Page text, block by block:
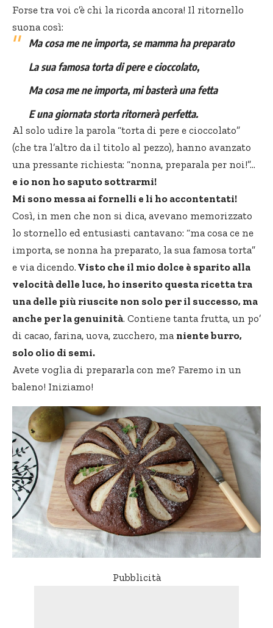
Forse tra voi c’è chi la ricorda ancora! Il ritornello
suona così:
Ma cosa me ne importa, se mamma ha preparato
La sua famosa torta di pere e cioccolato,
Ma cosa me ne importa, mi basterà una fetta
E una giornata storta ritornerà perfetta.
Al solo udire la parola “torta di pere e cioccolato”
(che tra l’altro da il titolo al pezzo), hanno avanzato
una pressante richiesta: “nonna, preparala per noi!”…
e io non ho saputo sottrarmi!
Mi sono messa ai fornelli e li ho accontentati!
Così, in men che non si dica, avevano memorizzato
lo stornello ed entusiasti cantavano: “ma cosa ce ne
importa, se nonna ha preparato, la sua famosa torta”
e via dicendo. Visto che il mio dolce è sparito alla
velocità delle luce, ho inserito questa ricetta tra
una delle più riuscite non solo per il successo, ma
anche per la genuinità. Contiene tanta frutta, un po’
di cacao, farina, uova, zucchero, ma niente burro,
solo olio di semi.
Avete voglia di prepararla con me? Faremo in un
baleno! Iniziamo!
Pubblicità